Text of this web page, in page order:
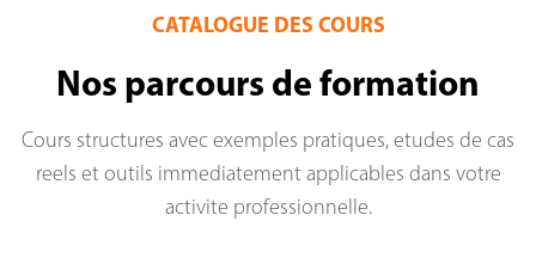
CATALOGUE DES COURS
Nos parcours de formation
Cours structures avec exemples pratiques, etudes de cas
reels et outils immediatement applicables dans votre
activite professionnelle.